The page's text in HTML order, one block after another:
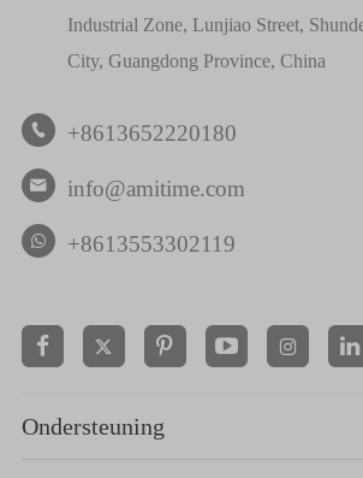
Industrial Zone, Lunjiao Street,
City, Guangdong Province, China
 +8613652220180
 info@amitime.com
+8613553302119
 
Ondersteuning